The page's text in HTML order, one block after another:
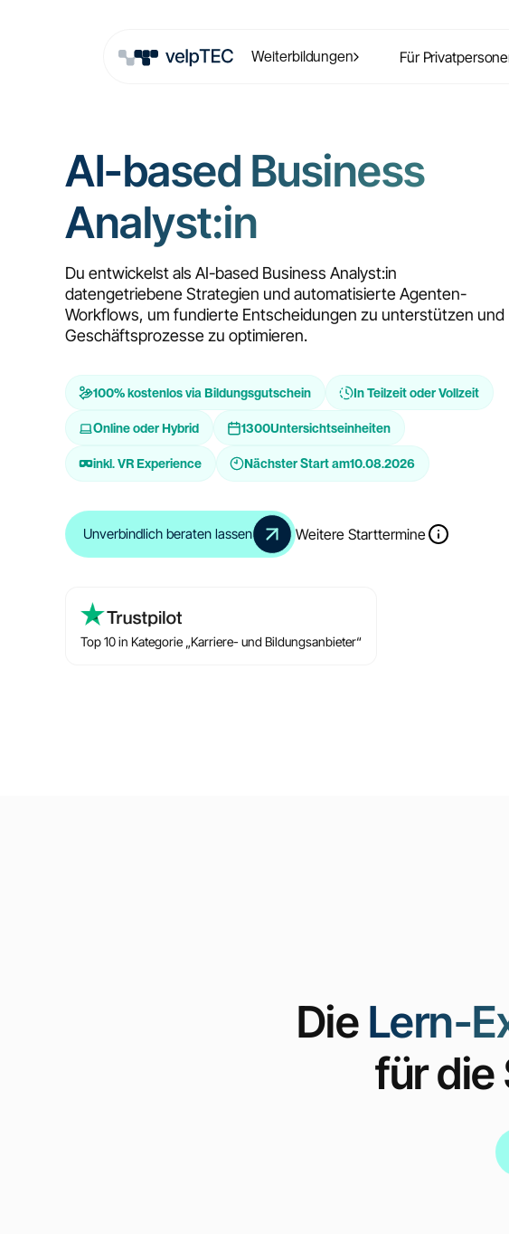
Weiterbildungen Für
AI-based Business
Analyst:in
Du entwickelst als AI-based Business Analyst:in
datengetriebene Strategien und automatisierte Agenten-
Workflows, um fundierte Entscheidungen zu unterstützen und
Geschäftsprozesse zu optimieren.
100% kostenlos via Bildungsgutschein In Teilzeit oder Vollzeit
Online oder Hybrid 1300Untersichtseinheiten
inkl. VR Experience Nächster Start am10.08.2026
Unverbindlich beraten lassen Weitere Starttermine
Top 10 in Kategorie „Karriere- und Bildungsanbieter“
Die Lern-
für die